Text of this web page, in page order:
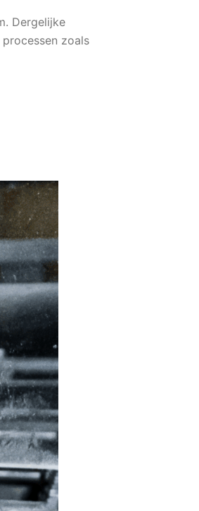
Dergelijke
zoals